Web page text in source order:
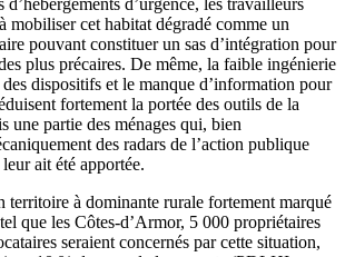
d’hébergements d’urgence, les travailleurs
mobiliser cet habitat dégradé comme un
pouvant constituer un sas d’intégration pour
plus précaires. De même, la faible ingénierie
dispositifs et le manque d’information pour
fortement la portée des outils de la
une partie des ménages qui, bien
des radars de l’action publique
ait été apportée.
territoire à dominante rurale fortement marqué
que les Côtes-d’Armor, 5 000 propriétaires
seraient concernés par cette situation,